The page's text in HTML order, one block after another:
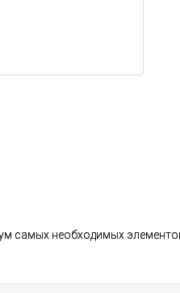
самых необходимых